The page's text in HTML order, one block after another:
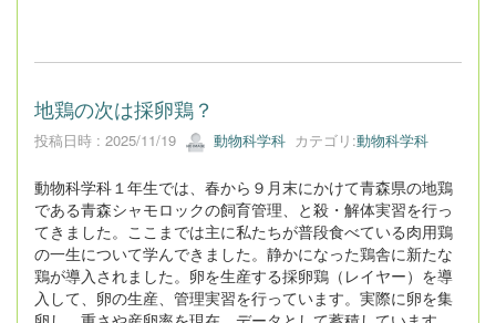
地鶏の次は採卵鶏？
投稿日時 : 2025/11/19 動物科学科 カテゴリ:動物科学科
動物科学科１年生では、春から９月末にかけて青森県の地鶏
である青森シャモロックの飼育管理、と殺・解体実習を行っ
てきました。ここまでは主に私たちが普段食べている肉用鶏
の一生について学んできました。静かになった鶏舎に新たな
鶏が導入されました。卵を生産する採卵鶏（レイヤー）を導
入して、卵の生産、管理実習を行っています。実際に卵を集